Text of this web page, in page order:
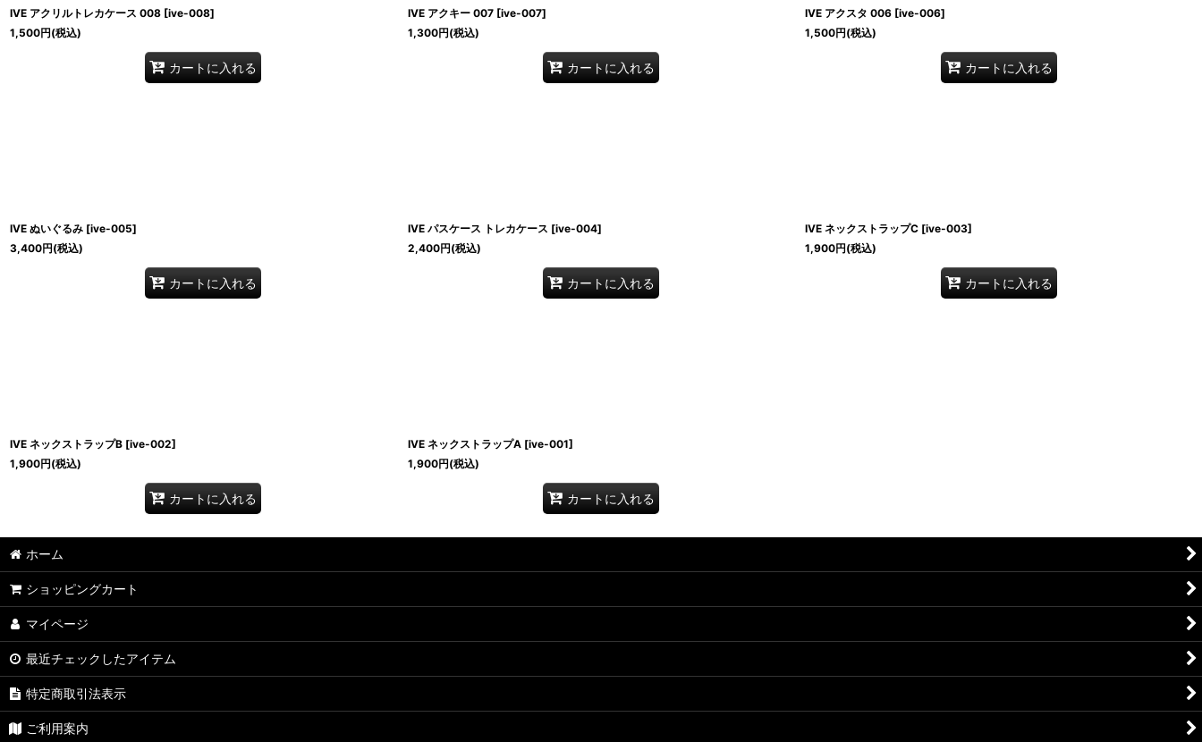
IVE アクリルトレカケース 008 [ive-008]
1,500円(税込)
カートに入れる
IVE アクキー 007 [ive-007]
1,300円(税込)
カートに入れる
IVE アクスタ 006 [ive-006]
1,500円(税込)
カートに入れる
IVE ぬいぐるみ [ive-005]
3,400円(税込)
カートに入れる
IVE パスケース トレカケース [ive-004]
2,400円(税込)
カートに入れる
IVE ネックストラップC [ive-003]
1,900円(税込)
カートに入れる
IVE ネックストラップB [ive-002]
1,900円(税込)
カートに入れる
IVE ネックストラップA [ive-001]
1,900円(税込)
カートに入れる
ホーム
ショッピングカート
マイページ
最近チェックしたアイテム
特定商取引法表示
ご利用案内